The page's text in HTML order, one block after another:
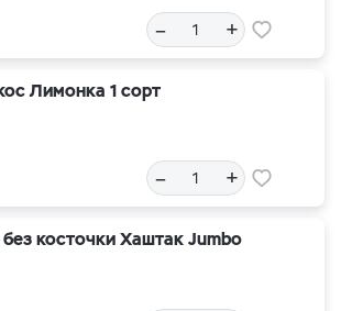
– +
Лимонка 1 сорт
– +
косточки Хаштак Jumbo